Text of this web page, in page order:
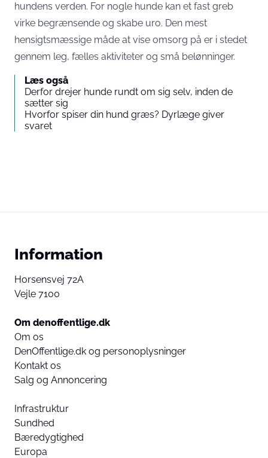
hundens verden. For nogle hunde kan et fast greb
virke begrænsende og skabe uro. Den mest
hensigtsmæssige måde at vise omsorg på er i stedet
gennem leg, fælles aktiviteter og små belønninger.
Læs også
Derfor drejer hunde rundt om sig selv, inden de
sætter sig
Hvorfor spiser din hund græs? Dyrlæge giver
svaret
Information
Horsensvej 72A
Vejle 7100
Om denoffentlige.dk
Om os
DenOffentlige.dk og personoplysninger
Kontakt os
Salg og Annoncering
Infrastruktur
Sundhed
Bæredygtighed
Europa